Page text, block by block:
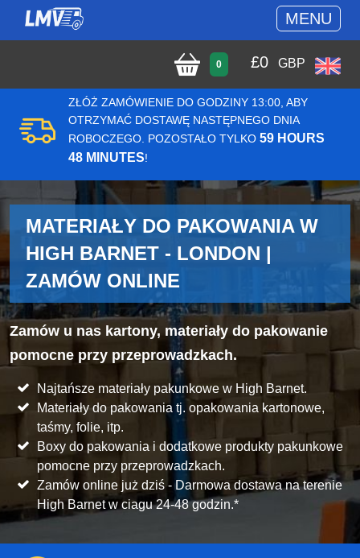
MENU
0 £0 GBP
ZŁÓŻ ZAMÓWIENIE DO GODZINY 13:00, ABY
OTRZYMAĆ DOSTAWĘ NASTĘPNEGO DNIA
ROBOCZEGO. POZOSTAŁO TYLKO 59 HOURS
48 MINUTES!
MATERIAŁY DO PAKOWANIA W
HIGH BARNET - LONDON |
ZAMÓW ONLINE
Zamów u nas kartony, materiały do pakowanie
pomocne przy przeprowadzkach.
Najtańsze materiały pakunkowe w High Barnet.
Materiały do pakowania tj. opakowania kartonowe,
taśmy, folie, itp.
Boxy do pakowania i dodatkowe produkty pakunkowe
pomocne przy przeprowadzkach.
Zamów online już dziś - Darmowa dostawa na terenie
High Barnet w ciagu 24-48 godzin.*